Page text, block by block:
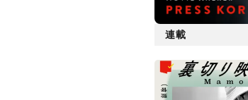
連載